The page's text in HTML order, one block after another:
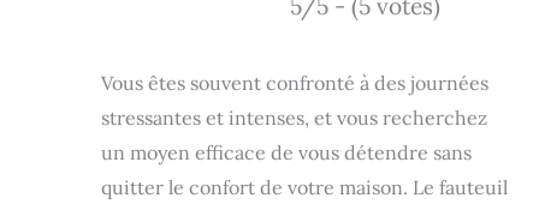
5/5 - (5 votes)
Vous êtes souvent confronté à des journées
stressantes et intenses, et vous recherchez
un moyen efficace de vous détendre sans
quitter le confort de votre maison. Le fauteuil